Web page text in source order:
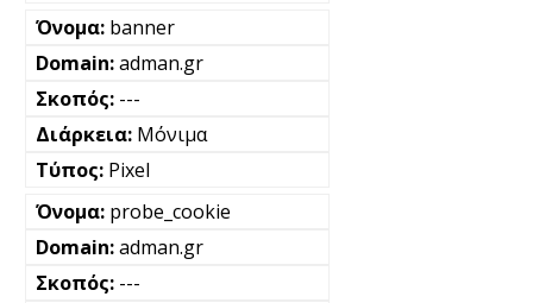
banner
adman.gr
---
Μόνιμα
Pixel
probe_cookie
adman.gr
---